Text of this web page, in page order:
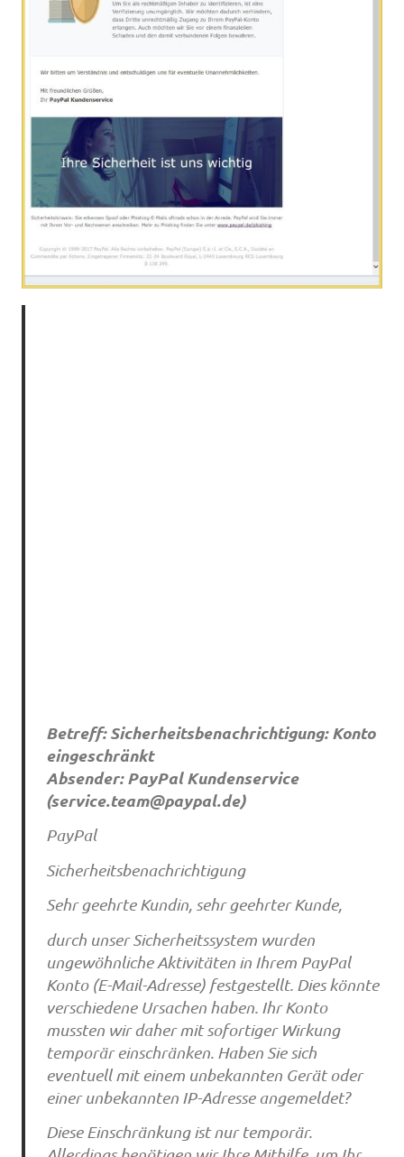
Betreff: Sicherheitsbenachrichtigung: Konto
eingeschränkt
Absender: PayPal Kundenservice
(service.team@paypal.de)
PayPal
Sicherheitsbenachrichtigung
Sehr geehrte Kundin, sehr geehrter Kunde,
durch unser Sicherheitssystem wurden
ungewöhnliche Aktivitäten in Ihrem PayPal
Konto (E-Mail-Adresse) festgestellt. Dies könnte
verschiedene Ursachen haben. Ihr Konto
mussten wir daher mit sofortiger Wirkung
temporär einschränken. Haben Sie sich
eventuell mit einem unbekannten Gerät oder
einer unbekannten IP-Adresse angemeldet?
Diese Einschränkung ist nur temporär.